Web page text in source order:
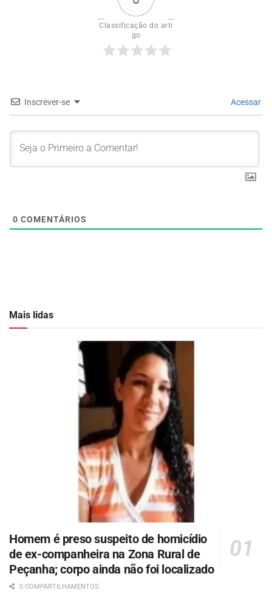
Classificação do arti
go
Inscrever-se Acessar
0 COMENTÁRIOS
Mais lidas
Homem é preso suspeito de homicídio
de ex-companheira na Zona Rural de
Peçanha; corpo ainda não foi localizado
0 COMPARTILHAMENTOS